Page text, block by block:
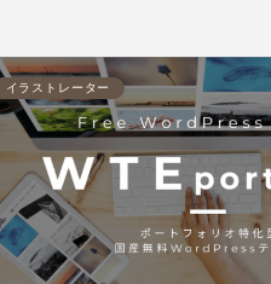
イラストレーター